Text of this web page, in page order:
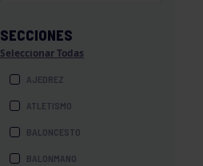
SECCIONES
Seleccionar Todas
AJEDREZ
ATLETISMO
BALONCESTO
BALONMANO